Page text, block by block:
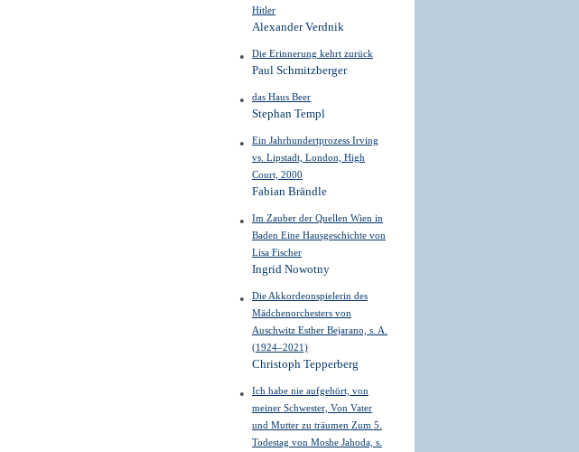
Hitler
Alexander Verdnik
Die Erinnerung kehrt zurück
Paul Schmitzberger
das Haus Beer
Stephan Templ
Ein Jahrhundertprozess Irving
vs. Lipstadt, London, High
Court, 2000
Fabian Brändle
Im Zauber der Quellen Wien in
Baden Eine Hausgeschichte von
Lisa Fischer
Ingrid Nowotny
Die Akkordeonspielerin des
Mädchenorchesters von
Auschwitz Esther Bejarano, s. A.
(1924–2021)
Christoph Tepperberg
Ich habe nie aufgehört, von
meiner Schwester, Von Vater
und Mutter zu träumen Zum 5.
Todestag von Moshe Jahoda, s.